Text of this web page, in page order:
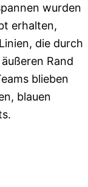
wurden
erhalten,
die durch
Rand
blieben
blauen